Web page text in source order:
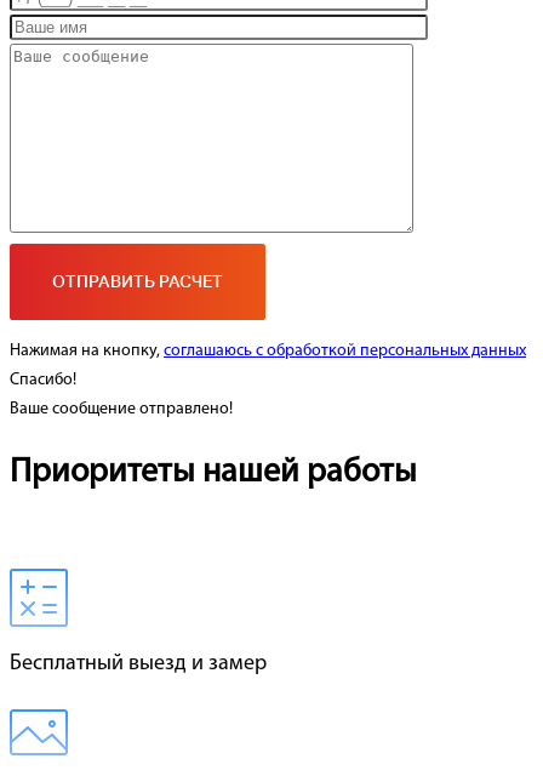
Нажимая на кнопку, соглашаюсь с обработкой персональных данных
Спасибо!
Ваше сообщение отправлено!
Приоритеты нашей работы
Бесплатный выезд и замер